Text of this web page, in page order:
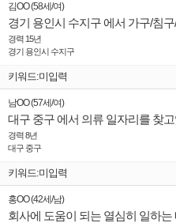
김OO(58세 /여)
경력 15년
경기 용인시 수지구
키워드:미입력
남OO(57세 /여)
경력 8년
대구 중구
키워드:미입력
홍OO(42세 /남)
회사에 도움이 되는 열심히 일하